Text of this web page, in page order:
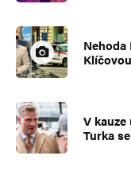
Nehoda
V
Turka